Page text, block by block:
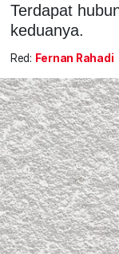
Terdapat
keduanya.
Red: Fernan Rahadi